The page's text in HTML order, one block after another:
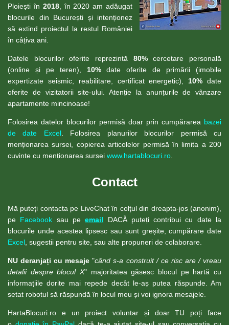
Ploiești în 2018, în 2020 am adăugat
blocurile din București și intenționez
să extind proiectul la restul României
în câțiva ani.
Datele blocurilor oferite reprezintă 80%cercetare personală
(online și pe teren), 10%date oferite de primării (imobile
expertizate seismic, reabilitare, certificat energetic), 10% date
oferite de vizitatorii site-ului. Atenție la anunțurile de vânzare
apartamente mincinoase!
Folosirea datelor blocurilor permisă doar prin cumpărarea bazei
de date Excel. Folosirea planurilor blocurilor permisă cu
menționarea sursei, copierea articolelor permisă în limita a 200
cuvinte cu menționarea sursei www.hartablocuri.ro
Contact
Mă puteți contacta pe LiveChat în colțul din dreapta-jos (anonim),
pe Facebook sau peemail DACĂ puteți contribui cu date la
blocurile unde acestea lipsesc sau sunt greșite, cumpărare date
Excel , sugestii pentru site, sau alte propuneri de colaborare.
NU deranjați cu mesaje"când s-a construit / ce risc are / vreau
detalii despre blocul X" majoritatea găsesc blocul pe hartă cu
informațiile dorite mai repede decât le-aș putea răspunde. Am
setat robotul să răspundă în locul meu și voi ignora mesajele.
HartaBlocuri.ro e un proiect voluntar și doar TU poți face